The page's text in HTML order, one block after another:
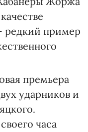
редкий пример
премьера
ударников и
часа